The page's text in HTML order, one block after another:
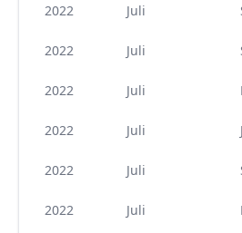
2022 Juli
2022 Juli
2022 Juli
2022 Juli
2022 Juli
2022 Juli